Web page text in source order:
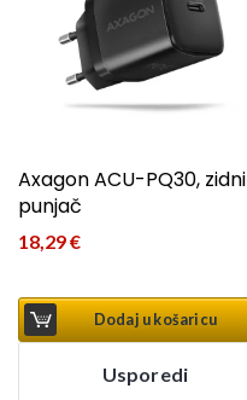
Axagon ACU-PQ30, zidni
punjač
18,29€
Dodaj u košaricu
Usporedi